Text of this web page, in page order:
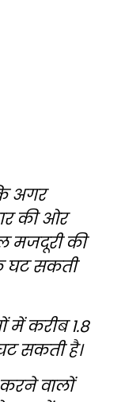
अगर
की ओर
मजदूरी की
घट सकती
में करीब 1.8
सकती है।
वालों